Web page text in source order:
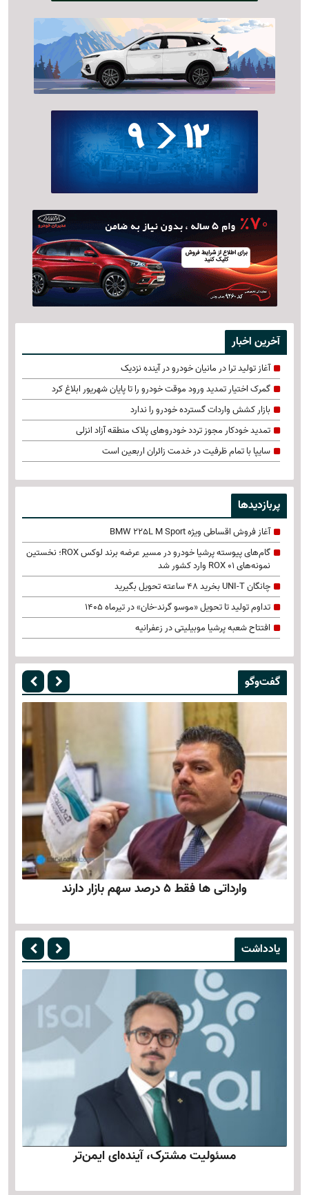
آخرین اخبار
آغاز تولید ترا در مانیان خودرو در آینده نزدیک
گمرک اختیار تمدید ورود موقت خودرو را تا پایان شهریور ابلاغ کرد
بازار کشش واردات گسترده خودرو را ندارد
تمدید خودکار مجوز تردد خودروهای پلاک منطقه آزاد انزلی
سایپا با تمام ظرفیت در خدمت زائران اربعین است
پربازدیدها
آغاز فروش اقساطی ویژه BMW 225L M Sport
گام‌های پیوسته پرشیا خودرو در مسیر عرضه برند لوکس ROX؛ نخستین
نمونه‌های ROX 01 وارد کشور شد
چانگان UNI-T بخرید 48 ساعته تحویل بگیرید
تداوم تولید تا تحویل «موسو گرند-خان» در تیرماه 1405
افتتاح شعبه پرشیا موبیلیتی در زعفرانیه
گفت‌وگو
وارداتی ها فقط 5 درصد سهم بازار دارند
یادداشت
مسئولیت مشترک، آینده‌ای ایمن‌تر